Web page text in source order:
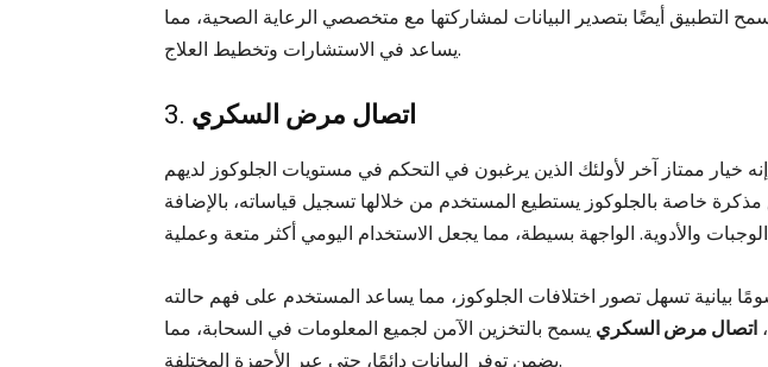
التطبيق أيضًا بتصدير البيانات لمشاركتها مع متخصصي الرعاية الصحية، مما
يساعد في الاستشارات وتخطيط العلاج.
3. اتصال مرض السكري
إنه خيار ممتاز آخر لأولئك الذين يرغبون في التحكم في مستويات الجلوكوز لديهم
خاصة بالجلوكوز يستطيع المستخدم من خلالها تسجيل قياساته، بالإضافة
بيانية تسهل تصور اختلافات الجلوكوز، مما يساعد المستخدم على فهم حالته
اتصال مرض السكري يسمح بالتخزين الآمن لجميع المعلومات في السحابة، مما
يضمن توفر البيانات دائمًا، حتى عبر الأجهزة المختلفة.